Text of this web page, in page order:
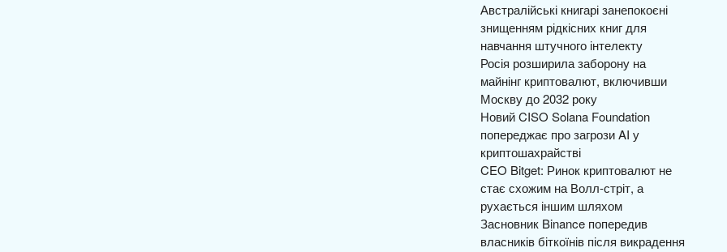
Австралійські книгарі занепокоєні
знищенням рідкісних книг для
навчання штучного інтелекту
Росія розширила заборону на
майнінг криптовалют, включивши
Москву до 2032 року
Новий CISO Solana Foundation
попереджає про загрози AI у
криптошахрайстві
CEO Bitget: Ринок криптовалют не
стає схожим на Волл-стріт, а
рухається іншим шляхом
Засновник Binance попередив
власників біткоїнів після викрадення